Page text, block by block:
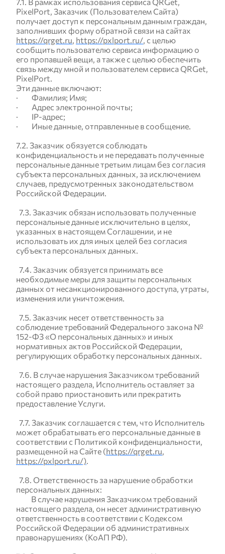
PixelPort, Заказчик (Пользователем Сайта)
получает доступ к персональным данным граждан,
заполнивших форму обратной связи на сайтах
https://qrget.ru https://pxlport.ru/ , с целью
сообщить пользователю сервиса информацию о
его пропавшей вещи, а также с целью обеспечить
связь между мной и пользователем сервиса QRGet,
PixelPort.
Эти данные включают:
· Фамилия; Имя;
· Адрес электронной почты;
· IP-адрес;
· Иные данные, отправленные в сообщение.
7.2. Заказчик обязуется соблюдать
конфиденциальность и не передавать полученные
персональные данные третьим лицам без согласия
субъекта персональных данных, за исключением
случаев, предусмотренных законодательством
Российской Федерации.
7.3. Заказчик обязан использовать полученные
персональные данные исключительно в целях,
указанных в настоящем Соглашении, и не
использовать их для иных целей без согласия
субъекта персональных данных.
7.4. Заказчик обязуется принимать все
необходимые меры для защиты персональных
данных от несанкционированного доступа, утраты,
изменения или уничтожения.
7.5. Заказчик несет ответственность за
соблюдение требований Федерального закона №
152-ФЗ «О персональных данных» и иных
нормативных актов Российской Федерации,
регулирующих обработку персональных данных.
7.6. В случае нарушения Заказчиком требований
настоящего раздела, Исполнитель оставляет за
собой право приостановить или прекратить
предоставление Услуги.
7.7. Заказчик соглашается с тем, что Исполнитель
может обрабатывать его персональные данные в
соответствии с Политикой конфиденциальности,
размещенной на Сайте (https://qrget.ru
https://pxlport.ru/)
7.8. Ответственность за нарушение обработки
персональных данных:
В случае нарушения Заказчиком требований
настоящего раздела, он несет административную
ответственность в соответствии с Кодексом
Российской Федерации об административных
правонарушениях (КоАП РФ).